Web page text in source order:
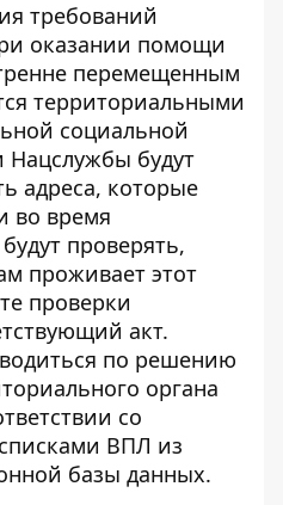
требований
оказании помощи
перемещенным
территориальными
социальной
Нацслужбы будут
адреса, которые
во время
проверять,
проживает этот
проверки
акт.
по решению
органа
со
ВПЛ из
базы данных.